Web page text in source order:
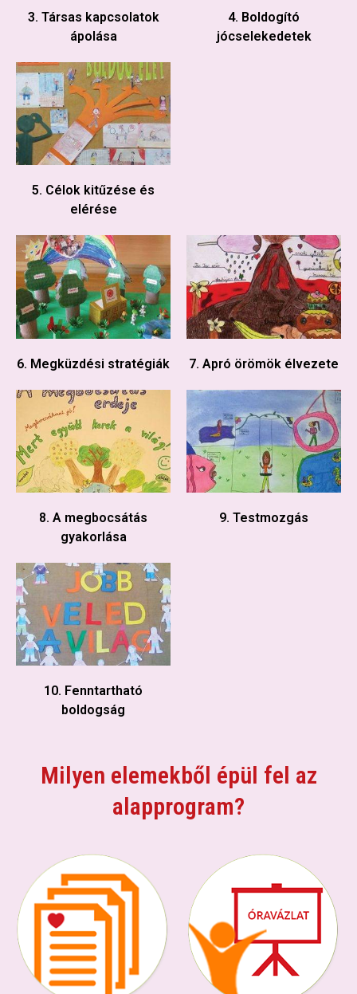
3. Társas kapcsolatok
ápolása
4. Boldogító
jócselekedetek
5. Célok kitűzése és
elérése
6. Megküzdési stratégiák 7. Apró örömök élvezete
8. A megbocsátás
gyakorlása
9. Testmozgás
10. Fenntartható
boldogság
Milyen elemekből épül fel az
alapprogram?